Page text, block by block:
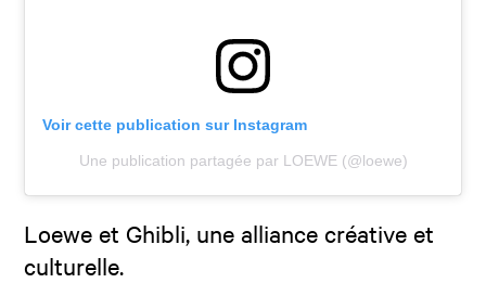
Voir cette publication sur Instagram
Une publication partagée par LOEWE (@loewe)
Loewe et Ghibli, une alliance créative et
culturelle.